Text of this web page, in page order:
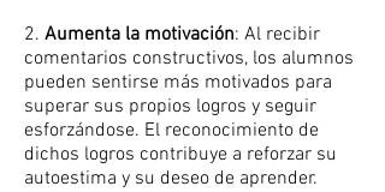
2. Aumenta la motivación: Al recibir
comentarios constructivos, los alumnos
pueden sentirse más motivados para
superar sus propios logros y seguir
esforzándose. El reconocimiento de
dichos logros contribuye a reforzar su
autoestima y su deseo de aprender.